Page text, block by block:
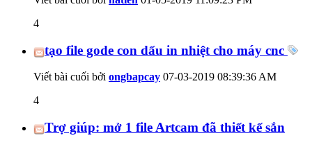
4
tạo file gode con dấu in nhiệt cho máy cnc
Viết bài cuối bởi ongbapcay 07-03-2019 08:39:36 AM
4
Trợ giúp: mở 1 file Artcam đã thiết kế sắn